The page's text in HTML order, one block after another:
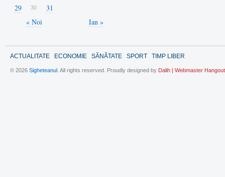
« Noi Ian »
29 30 31
ACTUALITATE ECONOMIE SĂNĂTATE SPORT TIMP LIBER
© 2026 Sigheteanul . All rights reserved. Proudly designed by Dalih | Webmaster